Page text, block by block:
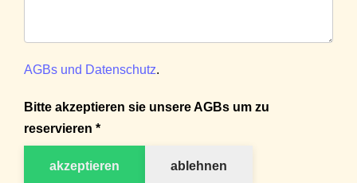
AGBs und Datenschutz.
Bitte akzeptieren sie unsere AGBs um zu
reservieren *
akzeptieren ablehnen